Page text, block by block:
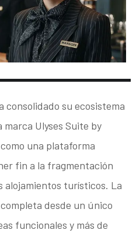
consolidado su ecosistema
marca Ulyses Suite by
una plataforma
fin a la fragmentación
alojamientos turísticos. La
desde un único
funcionales y más de